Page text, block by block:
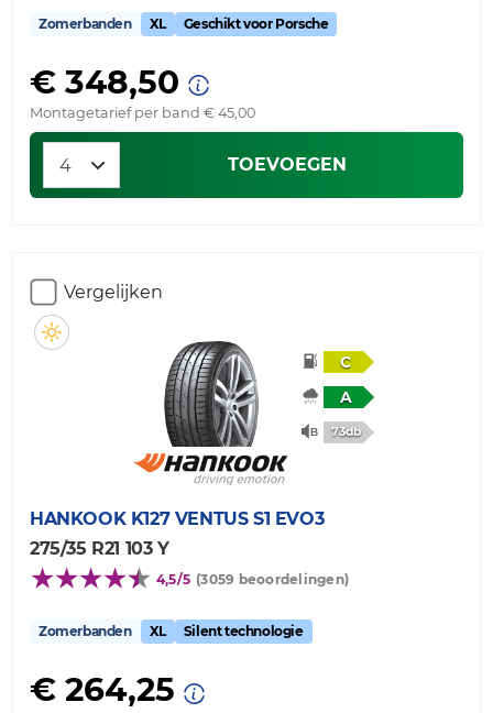
Zomerbanden XL Geschikt voor Porsche
€ 348,50
Montagetarief per band € 45,00
TOEVOEGEN
Vergelijken
C
A
73db
HANKOOK K127 VENTUS S1 EVO3
275/35 R21 103 Y
4,5/5 (3059 beoordelingen)
Zomerbanden XL Silent technologie
€ 264,25